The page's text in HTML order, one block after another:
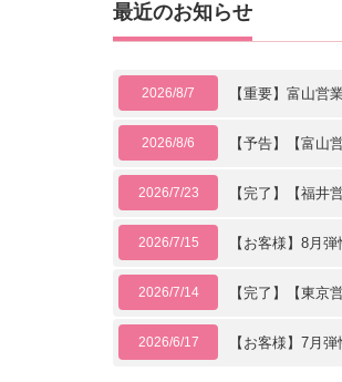
最近のお知らせ
2026/8/7 【重要】富山営
2026/8/6 【予告】【富山
2026/7/23 【完了】【福井
2026/7/15 【お客様】8月
2026/7/14 【完了】【東京
2026/6/17 【お客様】7月